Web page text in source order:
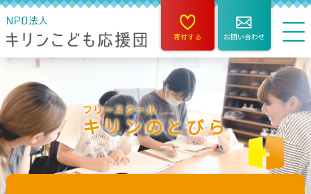
寄付する お問い合わせ
フリースクール
キリンのとびら